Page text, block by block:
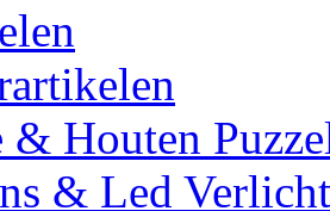
& Houten
& Led